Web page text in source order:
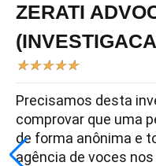
ZERATI
★★★★★
Precisamos desta
comprovar que uma
de forma anônima e
agência de voces